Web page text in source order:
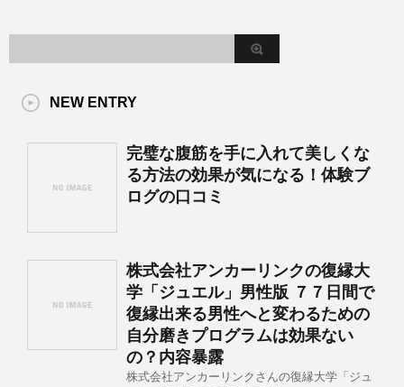
NEW ENTRY
完璧な腹筋を手に入れて美しくな
る方法の効果が気になる！体験ブ
ログの口コミ
株式会社アンカーリンクの復縁大
学「ジュエル」男性版 ７７日間で
復縁出来る男性へと変わるための
自分磨きプログラムは効果ない
の？内容暴露
株式会社アンカーリンクさんの復縁大学「ジュ